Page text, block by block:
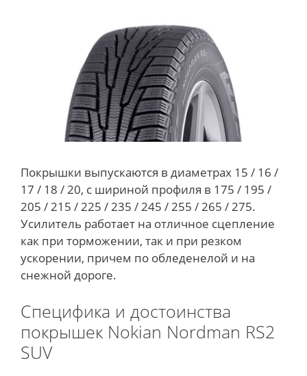
Покрышки выпускаются в диаметрах 15 / 16 /
17 / 18 / 20, с шириной профиля в 175 / 195 /
205 / 215 / 225 / 235 / 245 / 255 / 265 / 275.
Усилитель работает на отличное сцепление
как при торможении, так и при резком
ускорении, причем по обледенелой и на
снежной дороге.
Специфика и достоинства
покрышек Nokian Nordman RS2
SUV